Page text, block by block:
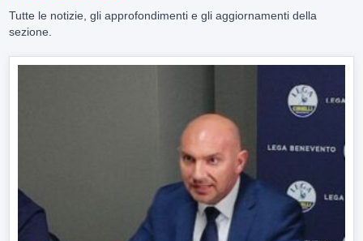
Tutte le notizie, gli approfondimenti e gli aggiornamenti della
sezione.